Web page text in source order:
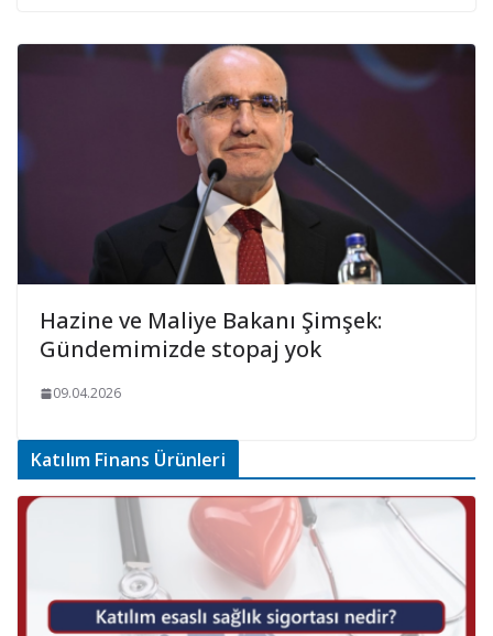
Hazine ve Maliye Bakanı Şimşek:
Gündemimizde stopaj yok
09.04.2026
Katılım Finans Ürünleri